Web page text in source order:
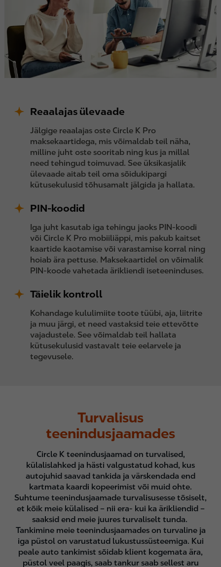
Reaalajas ülevaade
Jälgige reaalajas oste Circle K Pro
maksekaartidega, mis võimaldab teil näha,
milline juht oste sooritab ning kus ja millal
need tehingud toimuvad. See üksikasjalik
ülevaade aitab teil oma sõidukipargi
kütusekulusid tõhusamalt jälgida ja hallata.
PIN-koodid
Iga juht kasutab iga tehingu jaoks PIN-koodi
või Circle K Pro mobiiliäppi, mis pakub kaitset
kaartide kaotamise või varastamise korral ning
hoiab ära pettuse. Maksekaartidel on võimalik
PIN-koode vahetada ärikliendi iseteeninduses.
Täielik kontroll
Kohandage kululimiite toote tüübi, aja, liitrite
ja muu järgi, et need vastaksid teie ettevõtte
vajadustele. See võimaldab teil hallata
kütusekulusid vastavalt teie eelarvele ja
tegevusele.
Turvalisus
teenindusjaamades
Circle K teenindusjaamad on turvalised,
külalislahked ja hästi valgustatud kohad, kus
autojuhid saavad tankida ja värskendada end
kartmata kaardi kopeerimist või muid ohte.
Suhtume teenindusjaamade turvalisusesse tõsiselt,
et kõik meie külalised – nii era- kui ka ärikliendid –
saaksid end meie juures turvaliselt tunda.
Tankimine meie teenindusjaamades on turvaline ja
iga püstol on varustatud lukustussüsteemiga. Kui
peale auto tankimist sõidab klient kogemata ära,
püstol veel paagis, saab tankur saab sellest aru